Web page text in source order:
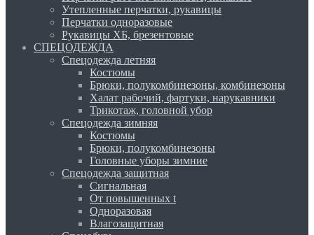
Утепленные перчатки, рукавицы
Перчатки одноразовые
Рукавицы ХБ, брезентовые
СПЕЦОДЕЖДА
Спецодежда летняя
Костюмы
Брюки, полукомбинезоны, комбинезоны
Халат рабочий, фартуки, нарукавники
Трикотаж, головной убор
Спецодежда зимняя
Костюмы
Брюки, полукомбинезоны
Головные уборы зимние
Спецодежда защитная
Сигнальная
От повышенных t
Одноразовая
Влагозащитная